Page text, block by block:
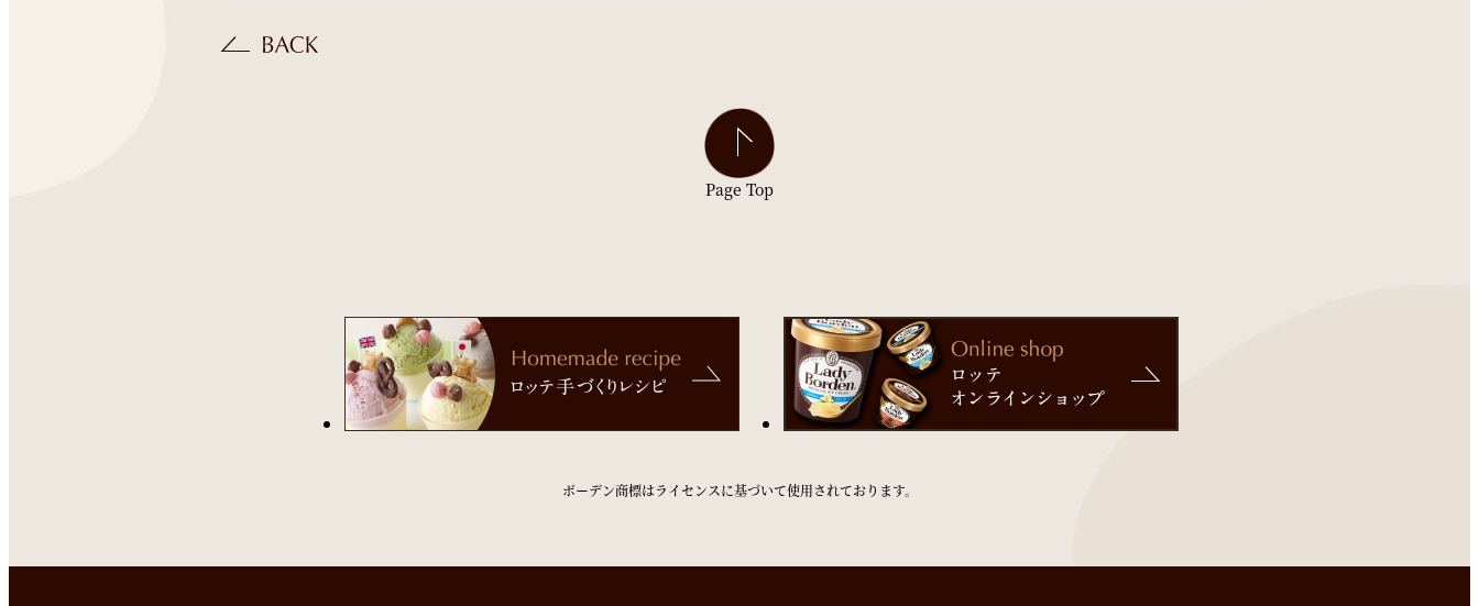
Page Top
ボーデン商標はライセンスに基づいて使用されております。